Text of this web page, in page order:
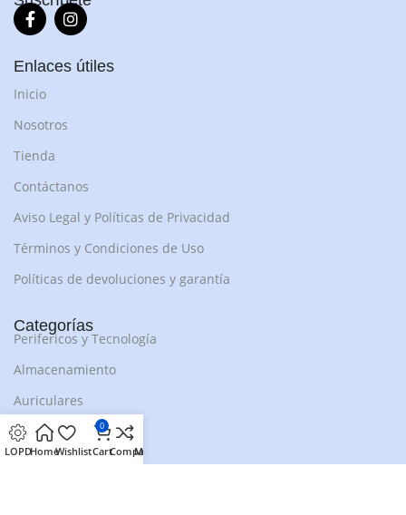
Enlaces útiles
Inicio
Nosotros
Tienda
Contáctanos
Aviso Legal y Políticas de Privacidad
Términos y Condiciones de Uso
Políticas de devoluciones y garantía
Categorías
Perifericos y Tecnología
Almacenamiento
Auriculares
Altavoces Música
LOPDHomeWishlist
0
CartCompareMy account